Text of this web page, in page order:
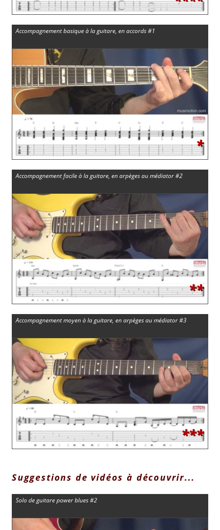
Accompagnement basique à la guitare, en accords #1
*
Accompagnement facile à la guitare, en arpèges au médiator #2
**
Accompagnement moyen à la guitare, en arpèges au médiator #3
***
Suggestions de vidéos à découvrir...
Solo de guitare power blues #2